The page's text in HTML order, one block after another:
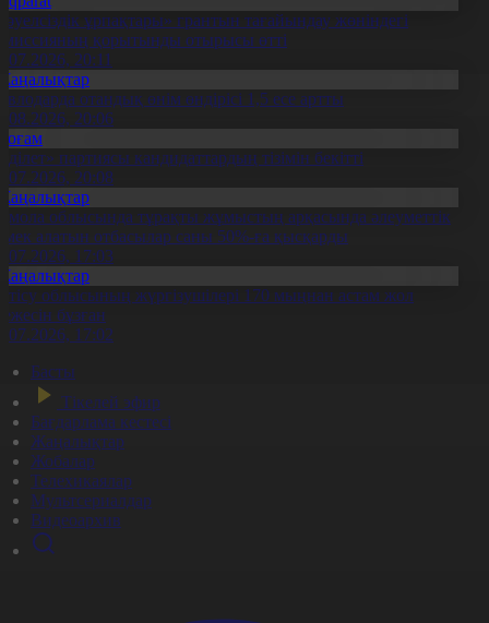
ұрпақтары» грантын тағайындау жөніндегі
қорытынды отырысы өтті
20:11
отандық өнім өндірісі 1,5 есе артты
20:06
партиясы кандидаттардың тізімін бекітті
20:08
облысында тұрақты жұмыстың арқасында әлеуметтік
алатын отбасылар саны 50%-ға қысқарды
17:03
облысының жүргізушілері 170 мыңнан астам жол
бұзған
17:02
Басты
Тікелей эфир
Бағдарлама кестесі
Жаңалықтар
Жобалар
Телехикаялар
Мультсериалдар
Видеоархив